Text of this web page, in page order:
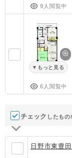
9人閲覧中
もっと見る
6人閲覧中
チェック したもの
日野市東豊